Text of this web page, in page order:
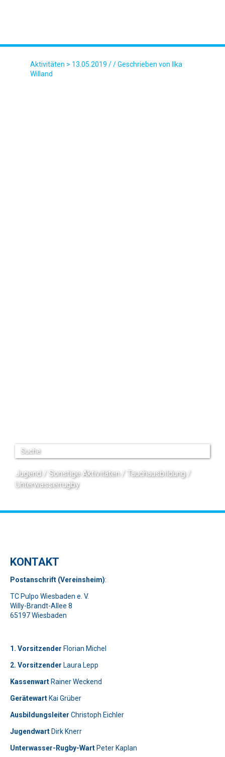
Aktivitäten > 13.05.2019 / / Geschrieben von Ilka
Willand
Jugend Sonstige Aktivitäten
Tauchausbildung
Unterwasserrugby
KONTAKT
Postanschrift (Vereinsheim):
TC Pulpo Wiesbaden e. V.
Willy-Brandt-Allee 8
65197 Wiesbaden
1. Vorsitzender Florian Michel
2. Vorsitzender Laura Lepp
Bitte lasse dieses Feld leer.
KassenwartRainer Weckend
GerätewartKai Grüber
Telefon: 0179-5300111
Ausbildungsleiter Christoph Eichler
JugendwartDirk Knerr
Unterwasser-Rugby-WartPeter Kaplan